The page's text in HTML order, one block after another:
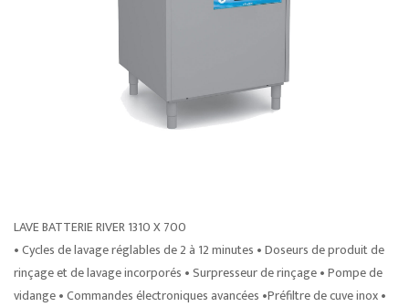
LAVE BATTERIE RIVER 1310 X 700
• Cycles de lavage réglables de 2 à 12 minutes • Doseurs de produit de
rinçage et de lavage incorporés • Surpresseur de rinçage • Pompe de
vidange • Commandes électroniques avancées •Préfiltre de cuve inox •